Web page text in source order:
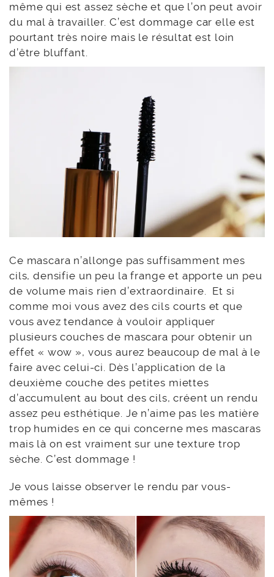
même qui est assez sèche et que l’on peut avoir
du mal à travailler. C’est dommage car elle est
pourtant très noire mais le résultat est loin
d’être bluffant.
Ce mascara n’allonge pas suffisamment mes
cils, densifie un peu la frange et apporte un peu
de volume mais rien d’extraordinaire. Et si
comme moi vous avez des cils courts et que
vous avez tendance à vouloir appliquer
plusieurs couches de mascara pour obtenir un
effet « wow », vous aurez beaucoup de mal à le
faire avec celui-ci. Dès l’application de la
deuxième couche des petites miettes
d’accumulent au bout des cils, créent un rendu
assez peu esthétique. Je n’aime pas les matière
trop humides en ce qui concerne mes mascaras
mais là on est vraiment sur une texture trop
sèche. C’est dommage !
Je vous laisse observer le rendu par vous-
mêmes !